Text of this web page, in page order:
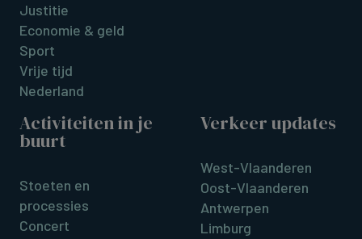
Justitie
Economie & geld
Sport
Vrije tijd
Nederland
Activiteiten in je
buurt
Stoeten en
processies
Concert
Verkeer updates
West-Vlaanderen
Oost-Vlaanderen
Antwerpen
Limburg